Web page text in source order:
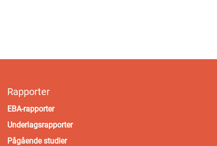
Rapporter
EBA-rapporter
Underlagsrapporter
Pågående studier